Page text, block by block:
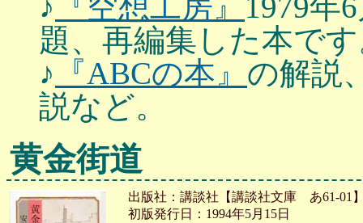
♪ 『空想工房』 1979年
題、再編集した本で
♪ 『ABCの本』 の解説
説など。
黄金街道
出版社：講談社【講談社文庫 あ61-01
初版発行日：1994年5月15日